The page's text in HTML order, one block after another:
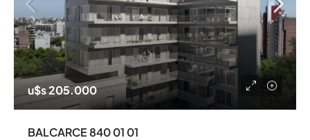
u$s 205.000
BALCARCE 840 01 01